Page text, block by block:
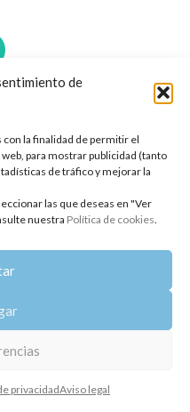
de
la finalidad de permitir el
para mostrar publicidad (tanto
de tráfico y mejorar la
las que deseas en "Ver
nuestra Política de cookies.
privacidadAviso legal
Oshadhi España
reservados.
| Política de cookies